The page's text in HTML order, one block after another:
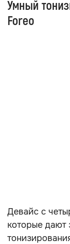
Умный
Foreo
Девайс с
которые дают